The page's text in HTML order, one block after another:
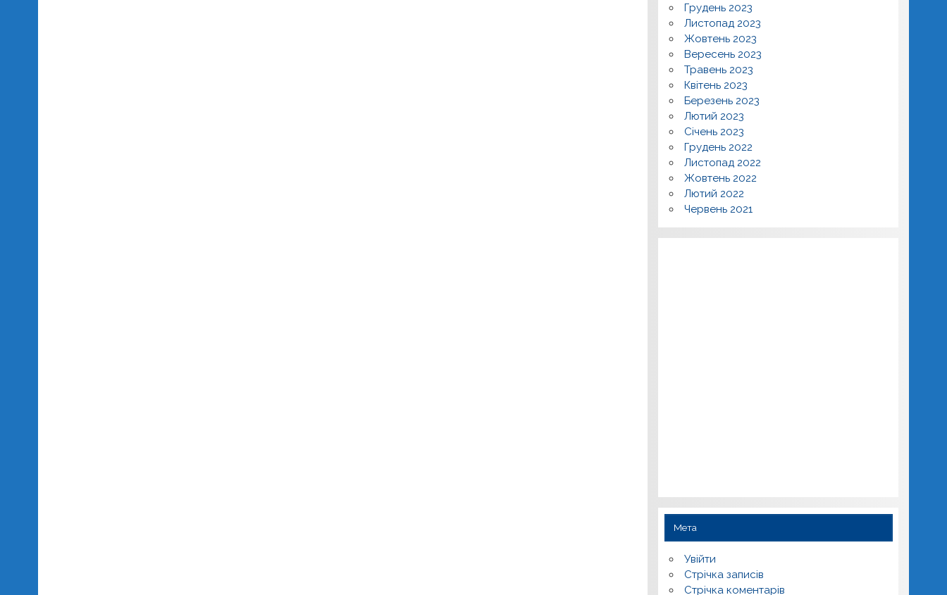
Грудень 2023
Листопад 2023
Жовтень 2023
Вересень 2023
Травень 2023
Квітень 2023
Березень 2023
Лютий 2023
Січень 2023
Грудень 2022
Листопад 2022
Жовтень 2022
Лютий 2022
Червень 2021
Мета
Увійти
Стрічка записів
Стрічка коментарів